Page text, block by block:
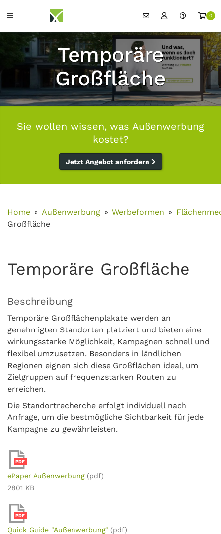
0
Temporäre
Großfläche
Sie wollen wissen, was Außenwerbung
kostet?
Jetzt Angebot anfordern
Home Außenwerbung Werbeformen
Großfläche
Temporäre Großfläche
Beschreibung
Temporäre Großflächenplakate werden an
genehmigten Standorten platziert und bieten eine
wirkungsstarke Möglichkeit, Kampagnen schnell und
flexibel umzusetzen. Besonders in ländlichen
Regionen eignen sich diese Großflächen ideal, um
Zielgruppen auf frequenzstarken Routen zu
erreichen.
Die Standortrecherche erfolgt individuell nach
Anfrage, um die bestmögliche Sichtbarkeit für jede
Kampagne zu gewährleisten.
PDF
ePaper Außenwerbung (pdf)
2801 KB
PDF
Quick Guide "Außenwerbung" (pdf)